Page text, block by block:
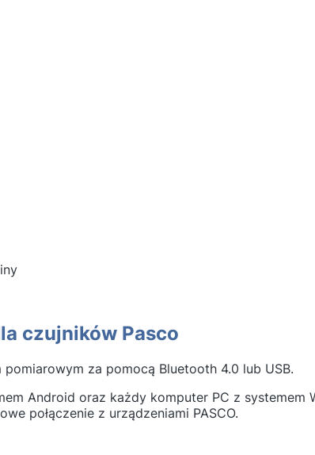
czujników Pasco
za pomocą Bluetooth 4.0 lub USB.
Android oraz każdy komputer PC z systemem
połączenie z urządzeniami PASCO.